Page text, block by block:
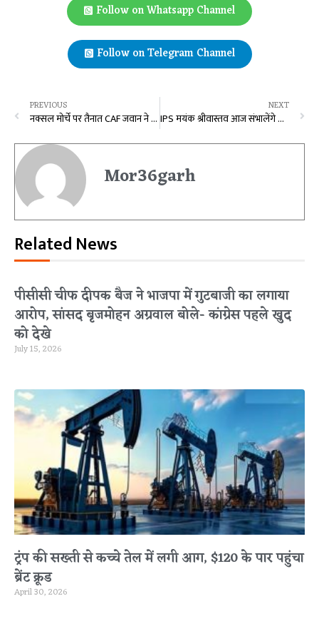
Follow on Whatsapp Channel
Follow on Telegram Channel
PREVIOUS
नक्सल मोर्चे पर तैनात CAF जवान ने सर्विस रायफल से खुद को मारी गोली, मचा हड़कंप
NEXT
IPS मयंक श्रीवास्तव आज संभालेंगे जनसंपर्क आयुक्त का पदभार, तेज तर्रार अफसरों में होती है गिनती
Mor36garh
Related News
पीसीसी चीफ दीपक बैज ने भाजपा में गुटबाजी का लगाया
आरोप, सांसद बृजमोहन अग्रवाल बोले- कांग्रेस पहले खुद
को देखे
July 15, 2026
ट्रंप की सख्ती से कच्चे तेल में लगी आग, $120 के पार पहुंचा
ब्रेंट क्रूड
April 30, 2026